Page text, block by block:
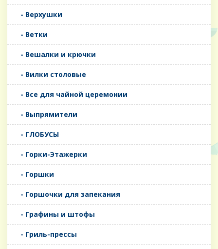
- Верхушки
- Ветки
- Вешалки и крючки
- Вилки столовые
- Все для чайной церемонии
- Выпрямители
- ГЛОБУСЫ
- Горки-Этажерки
- Горшки
- Горшочки для запекания
- Графины и штофы
- Гриль-прессы